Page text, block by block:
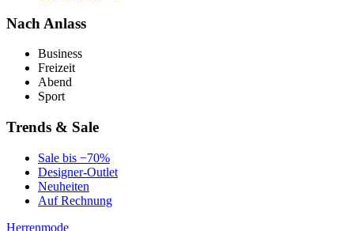
Nach Anlass
Business
Freizeit
Abend
Sport
Trends & Sale
Sale bis −70%
Designer-Outlet
Neuheiten
Auf Rechnung
Herrenmode